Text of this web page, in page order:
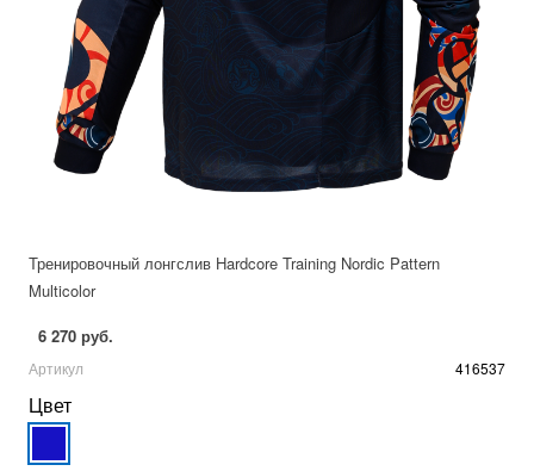
Тренировочный лонгслив Hardcore Training Nordic Pattern
Multicolor
6 270 руб.
Артикул 416537
Цвет